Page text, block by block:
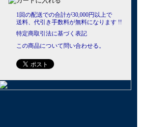
1回の配送での合計が30,000円以上で
送料、代引き手数料が無料になります !!
特定商取引法に基づく表記
この商品について問い合わせる。